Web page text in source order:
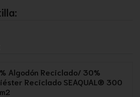
Algodón Reciclado/ 30%
Reciclado SEAQUAL® 300